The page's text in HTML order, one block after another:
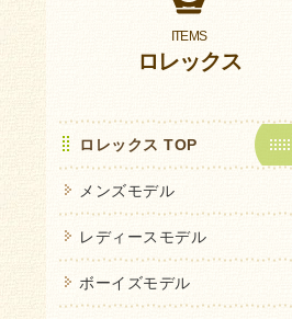
ロレックス
ロレックス TOP
メンズモデル
レディースモデル
ボーイズモデル